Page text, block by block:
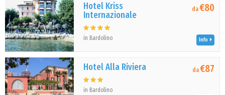
Hotel Kriss
Internazionale
in Bardolino
da€80
Info
Hotel Alla Riviera
in Bardolino
da€87